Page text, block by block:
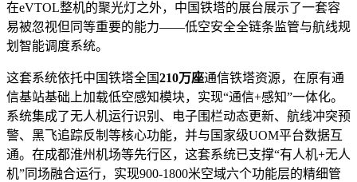
在eVTOL整机的聚光灯之外，中国铁塔的展台展示了一套容
易被忽视但同等重要的能力——低空安全全链条监管与航线规
划智能调度系统。
这套系统依托中国铁塔全国210万座通信铁塔资源，在原有通
信基站基础上加载低空感知模块，实现“通信+感知”一体化。
系统集成了无人机运行识别、电子围栏动态更新、航线冲突预
警、黑飞追踪反制等核心功能，并与国家级UOM平台数据互
通。在成都淮州机场等先行区，这套系统已支撑“有人机+无人
机”同场融合运行，实现900-1800米空域六个功能层的精细管